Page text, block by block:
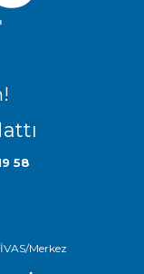
58
Merkez